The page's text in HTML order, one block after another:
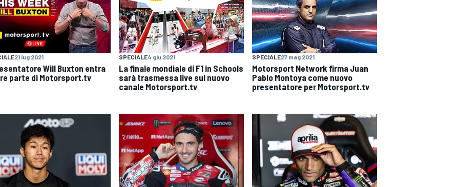
21 lug 2021
Will Buxton entra
parte di Motorsport.tv
SPECIALE4 giu 2021
La finale mondiale di F1 in Schools
sarà trasmessa live sul nuovo
canale Motorsport.tv
SPECIALE27 mag 2021
Motorsport Network firma Juan
Pablo Montoya come nuovo
presentatore per Motorsport.tv